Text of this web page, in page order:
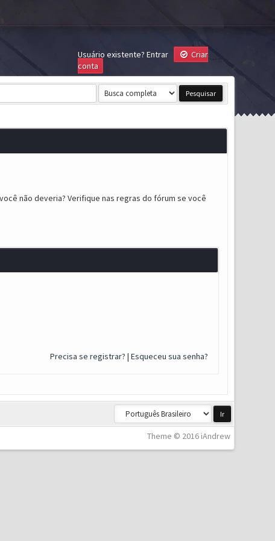
Usuário existente? Entrar
Criar
conta
não deveria? Verifique nas regras do fórum se você
Precisa se registrar? | Esqueceu sua senha?
Theme © 2016 iAndrew